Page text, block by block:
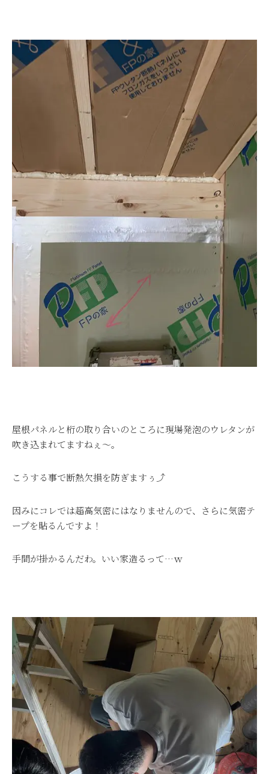
屋根パネルと桁の取り合いのところに現場発泡のウレタンが
吹き込まれてますねぇ～。
こうする事で断熱欠損を防ぎますぅ⤴
因みにコレでは超高気密にはなりませんので、さらに気密テ
ープを貼るんですよ！
手間が掛かるんだわ。いい家造るって…ｗ